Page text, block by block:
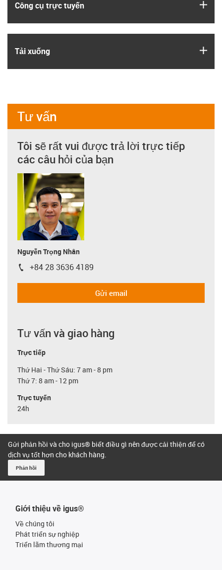
Công cụ trực tuyến
Tải xuống
Tư vấn
Tôi sẽ rất vui được trả lời trực tiếp
các câu hỏi của bạn
Nguyễn Trọng Nhân
igus-icon-phone
+84 28 3636 4189
Gửi email
Tư vấn và giao hàng
Trực tiếp
Thứ Hai - Thứ Sáu: 7 am - 8 pm
Thứ 7: 8 am - 12 pm
Trực tuyến
24h
Gửi phản hồi và cho igus® biết điều gì nên được cải thiện để có
dịch vụ tốt hơn cho khách hàng.
Phản hồi
Giới thiệu về igus®
Về chúng tôi
Phát triển sự nghiệp
Triển lãm thương mại